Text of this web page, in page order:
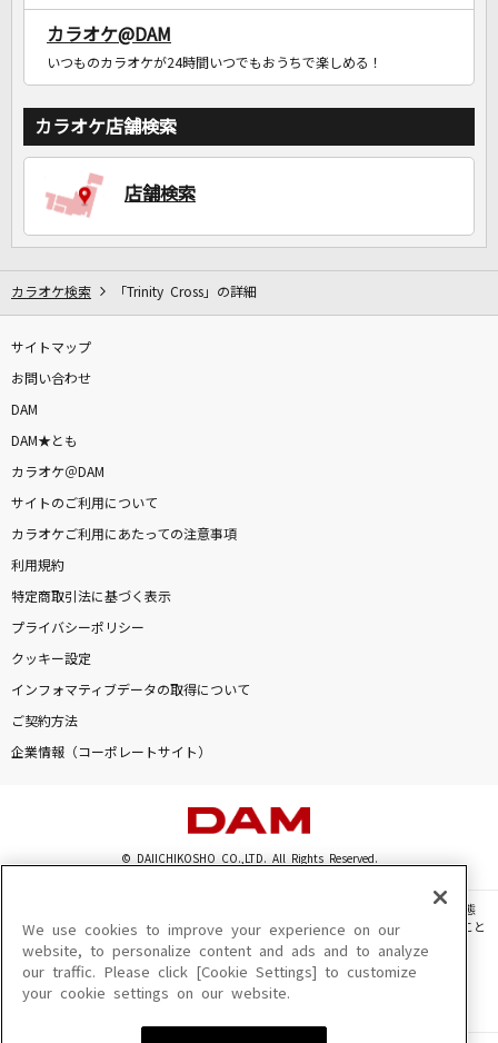
カラオケ@DAM
いつものカラオケが24時間いつでもおうちで楽しめる！
カラオケ店舗検索
店舗検索
カラオケ検索 「Trinity Cross」の詳細
サイトマップ
お問い合わせ
DAM
DAM★とも
カラオケ＠DAM
サイトのご利用について
カラオケご利用にあたっての注意事項
利用規約
特定商取引法に基づく表示
プライバシーポリシー
クッキー設定
インフォマティブデータの取得について
ご契約方法
企業情報（コーポレートサイト）
© DAIICHIKOSHO CO.,LTD. All Rights Reserved.
このサイトに掲載されている一切の文章・画像・写真・動画・音声等を、手段や形態
を問わず、著作権法の定める範囲を超えて無断で複製、転載、ファイル化などすること
を禁じます。
楽曲及びコンテンツは、機種によりご利用いただけない場合があります。
楽曲及びコンテンツの配信日、配信内容が変更になる場合があります。
We use cookies to improve your experience on our
website, to personalize content and ads and to analyze
our traffic. Please click [Cookie Settings] to customize
your cookie settings on our website.